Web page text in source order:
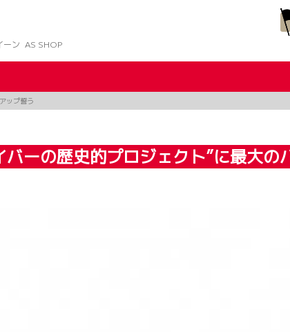
ーン AS SHOP
ップ誓う
ーの歴史的プロジェクト”に最大の